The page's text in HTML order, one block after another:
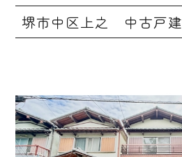
堺市中区上之 中古戸建